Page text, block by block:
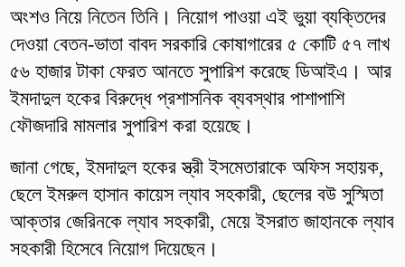
অংশও নিয়ে নিতেন তিনি। নিয়োগ পাওয়া এই ভুয়া ব্যক্তিদের
দেওয়া বেতন-ভাতা বাবদ সরকারি কোষাগারের ৫ কোটি ৫৭ লাখ
৫৬ হাজার টাকা ফেরত আনতে সুপারিশ করেছে ডিআইএ। আর
ইমদাদুল হকের বিরুদ্ধে প্রশাসনিক ব্যবস্থার পাশাপাশি
ফৌজদারি মামলার সুপারিশ করা হয়েছে।
জানা গেছে, ইমদাদুল হকের স্ত্রী ইসমেতারাকে অফিস সহায়ক,
ছেলে ইমরুল হাসান কায়েস ল্যাব সহকারী, ছেলের বউ সুস্মিতা
আক্তার জেরিনকে ল্যাব সহকারী, মেয়ে ইসরাত জাহানকে ল্যাব
সহকারী হিসেবে নিয়োগ দিয়েছেন।